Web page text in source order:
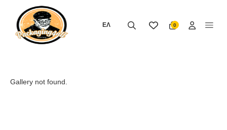
περιεχόμενο
ΕΛ 0
Gallery not found.